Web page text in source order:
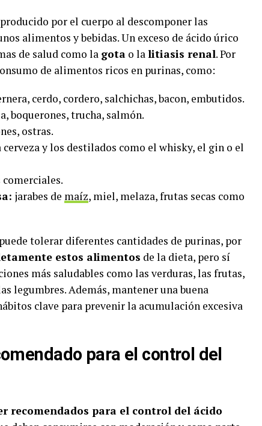
por el cuerpo al descomponer las
alimentos y bebidas. Un exceso de ácido úrico
de salud como la gota o lalitiasis renal. Por
de alimentos ricos en purinas, como:
cerdo, cordero, salchichas, bacon, embutidos.
boquerones, trucha, salmón.
ostras.
y los destilados como el whisky, el gin o el
comerciales.
jarabes de maíz, miel, melaza, frutas secas como
tolerar diferentes cantidades de purinas, por
estos alimentos de la dieta, pero sí
más saludables como las verduras, las frutas,
legumbres. Además, mantener una buena
clave para prevenir la acumulación excesiva
para el control del
recomendados para el control del ácido